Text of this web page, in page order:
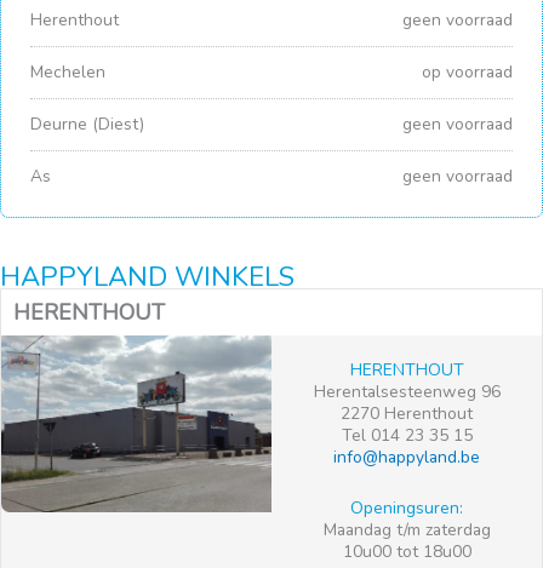
Herenthout geen voorraad
Mechelen op voorraad
Deurne (Diest) geen voorraad
As geen voorraad
HAPPYLAND WINKELS
HERENTHOUT
HERENTHOUT
Herentalsesteenweg 96
2270 Herenthout
Tel 014 23 35 15
info@happyland.be
Openingsuren:
Maandag t/m zaterdag
10u00 tot 18u00